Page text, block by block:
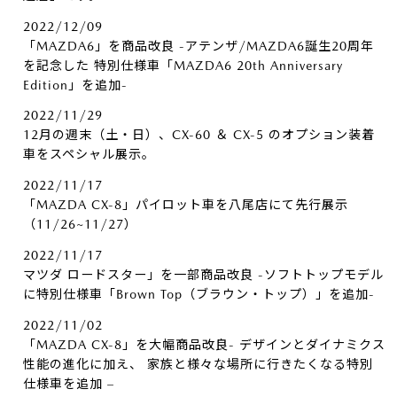
2022/12/09
「MAZDA6」を商品改良 -アテンザ/MAZDA6誕生20周年
を記念した 特別仕様車「MAZDA6 20th Anniversary
Edition」を追加-
2022/11/29
12月の週末（土・日）、CX-60 ＆ CX-5 のオプション装着
車をスペシャル展示。
2022/11/17
「MAZDA CX-8」パイロット車を八尾店にて先行展示
（11/26~11/27）
2022/11/17
マツダ ロードスター」を一部商品改良 -ソフトトップモデル
に特別仕様車「Brown Top（ブラウン・トップ）」を追加-
2022/11/02
「MAZDA CX-8」を大幅商品改良- デザインとダイナミクス
性能の進化に加え、 家族と様々な場所に行きたくなる特別
仕様車を追加 –